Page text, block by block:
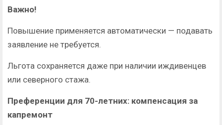
Важно!
Повышение применяется автоматически — подавать
заявление не требуется.
Льгота сохраняется даже при наличии иждивенцев
или северного стажа.
Преференции для 70-летних: компенсация за
капремонт